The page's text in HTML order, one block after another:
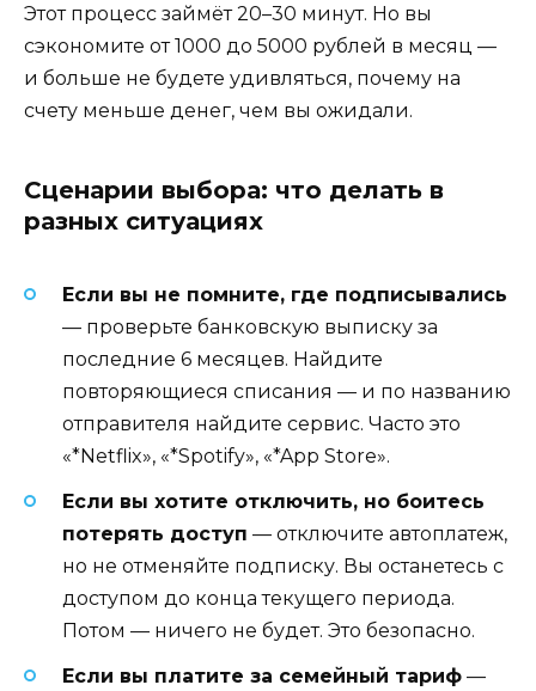
Этот процесс займёт 20–30 минут. Но вы
сэкономите от 1000 до 5000 рублей в месяц —
и больше не будете удивляться, почему на
счету меньше денег, чем вы ожидали.
Сценарии выбора: что делать в
разных ситуациях
Если вы не помните, где подписывались
— проверьте банковскую выписку за
последние 6 месяцев. Найдите
повторяющиеся списания — и по названию
отправителя найдите сервис. Часто это
«*Netflix», «*Spotify», «*App Store».
Если вы хотите отключить, но боитесь
потерять доступ — отключите автоплатеж,
но не отменяйте подписку. Вы останетесь с
доступом до конца текущего периода.
Потом — ничего не будет. Это безопасно.
Если вы платите за семейный тариф —